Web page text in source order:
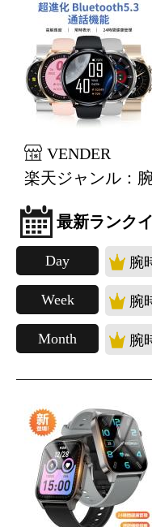
VENDER
楽天ジャンル：
最新ランク
Day 腕
Week 腕
Month 腕